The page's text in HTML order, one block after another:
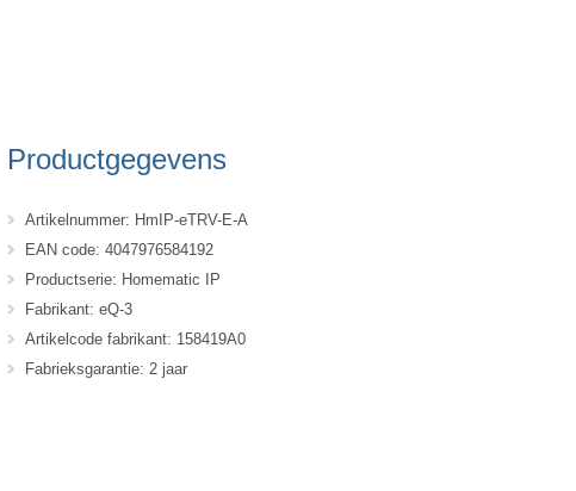
Productgegevens
Artikelnummer: HmIP-eTRV-E-A
EAN code: 4047976584192
Productserie: Homematic IP
Fabrikant: eQ-3
Artikelcode fabrikant: 158419A0
Fabrieksgarantie: 2 jaar